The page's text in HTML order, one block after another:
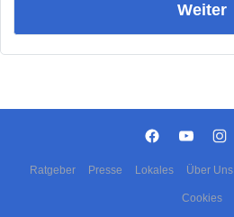
Weiter
Ratgeber Presse Lokales Über Uns
Cookies